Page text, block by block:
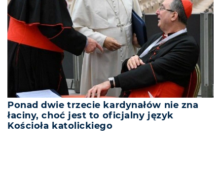
Ponad dwie trzecie kardynałów nie zna
łaciny, choć jest to oficjalny język
Kościoła katolickiego